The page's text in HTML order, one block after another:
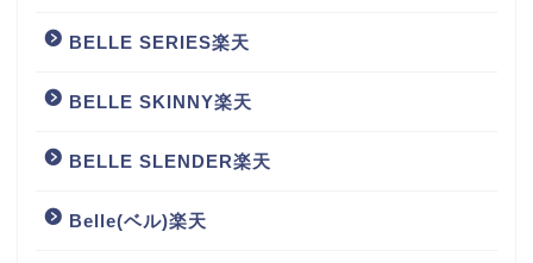
BELLE SERIES楽天
BELLE SKINNY楽天
BELLE SLENDER楽天
Belle(ベル)楽天